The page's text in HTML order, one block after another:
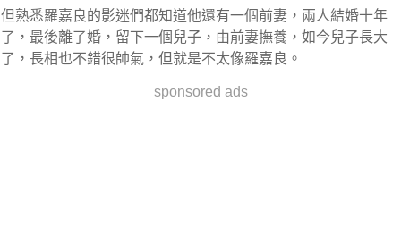
但熟悉羅嘉良的影迷們都知道他還有一個前妻，兩人結婚十年
了，最後離了婚，留下一個兒子，由前妻撫養，如今兒子長大
了，長相也不錯很帥氣，但就是不太像羅嘉良。
sponsored ads